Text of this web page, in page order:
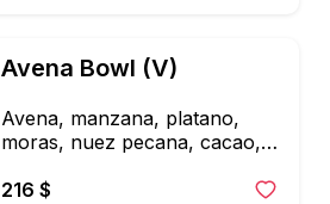
Avena Bowl (V)
Avena, manzana, platano,
moras, nuez pecana, cacao,
mantequilla de cacahuate, miel
216 $